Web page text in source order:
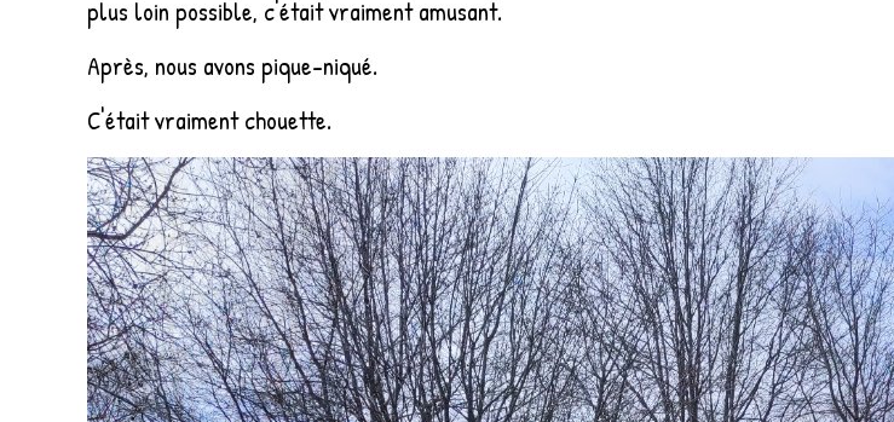
plus loin possible, c'était vraiment amusant.
Après, nous avons pique-niqué.
C'était vraiment chouette.